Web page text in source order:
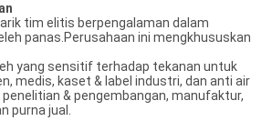
tim elitis berpengalaman dalam
panas.Perusahaan ini mengkhususkan
yang sensitif terhadap tekanan untuk
medis, kaset & label industri, dan anti air
& pengembangan, manufaktur,
purna jual.